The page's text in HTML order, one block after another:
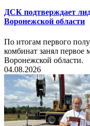
ДСК подтверждает
Воронежской области
По итогам первого
комбинат занял первое
Воронежской области.
04.08.2026